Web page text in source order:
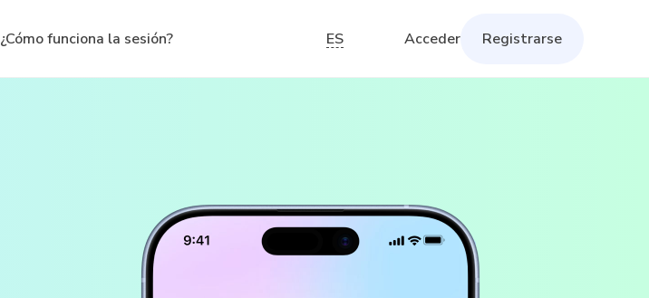
¿Cómo funciona la sesión? ES Acceder Registrarse